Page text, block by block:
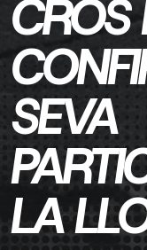
CROS
SEVA
LA